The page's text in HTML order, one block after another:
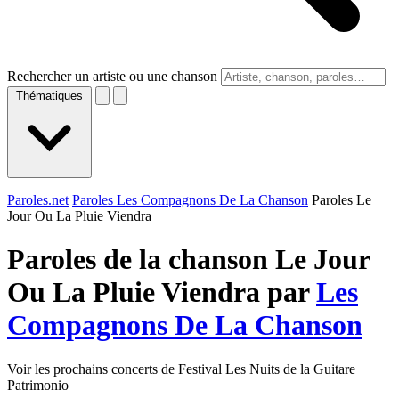
Rechercher un artiste ou une chanson
Thématiques
Paroles.net Paroles Les Compagnons De La Chanson Paroles Le
Jour Ou La Pluie Viendra
Paroles de la chanson Le Jour
Ou La Pluie Viendra parLes
Compagnons De La Chanson
Voir les prochains concerts de Festival Les Nuits de la Guitare
Patrimonio